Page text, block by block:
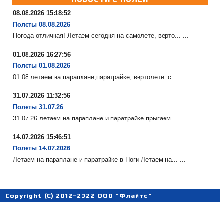
08.08.2026 15:18:52
Полеты 08.08.2026
Погода отличная! Летаем сегодня на самолете, верто... ...
01.08.2026 16:27:56
Полеты 01.08.2026
01.08 летаем на параплане,паратрайке, вертолете, с... ...
31.07.2026 11:32:56
Полеты 31.07.26
31.07.26 летаем на параплане и паратрайке прыгаем... ...
14.07.2026 15:46:51
Полеты 14.07.2026
Летаем на параплане и паратрайке в Поги Летаем на... ...
Copyright (C) 2012-2022 ООО "Флайтс"